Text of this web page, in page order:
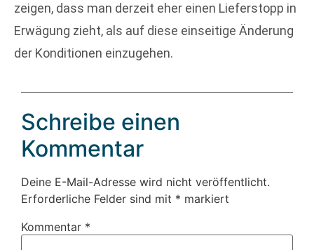
zeigen, dass man derzeit eher einen Lieferstopp in
Erwägung zieht, als auf diese einseitige Änderung
der Konditionen einzugehen.
Schreibe einen
Kommentar
Deine E-Mail-Adresse wird nicht veröffentlicht.
Erforderliche Felder sind mit * markiert
Kommentar *